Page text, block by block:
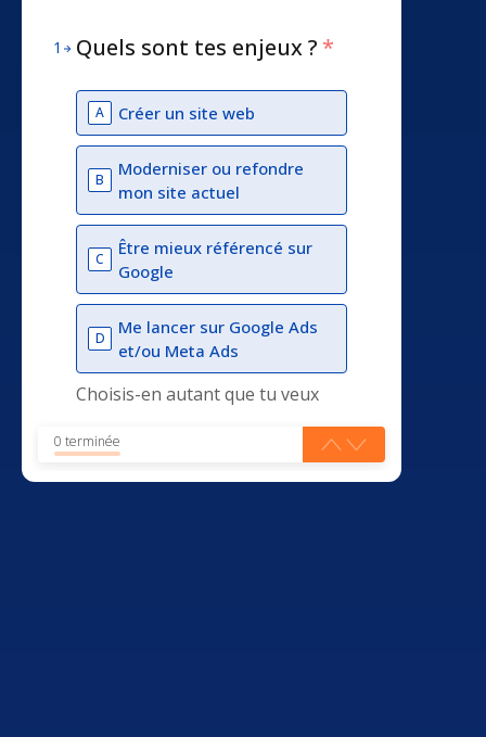
1 Quels sont tes enjeux ? *
A Créer un site web
B
Moderniser ou refondre
mon site actuel
C
Être mieux référencé sur
Google
D
Me lancer sur Google Ads
et/ou Meta Ads
Choisis-en autant que tu veux
0 terminée